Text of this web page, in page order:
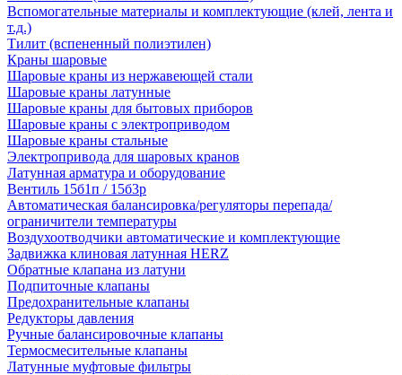
Вспомогательные материалы и комплектующие (клей, лента и
т.д.)
Тилит (вспененный полиэтилен)
Краны шаровые
Шаровые краны из нержавеющей стали
Шаровые краны латунные
Шаровые краны для бытовых приборов
Шаровые краны с электроприводом
Шаровые краны стальные
Электропривода для шаровых кранов
Латунная арматура и оборудование
Вентиль 15б1п / 15б3р
Автоматическая балансировка/регуляторы перепада/
ограничители температуры
Воздухоотводчики автоматические и комплектующие
Задвижка клиновая латунная HERZ
Обратные клапана из латуни
Подпиточные клапаны
Предохранительные клапаны
Редукторы давления
Ручные балансировочные клапаны
Термосмесительные клапаны
Латунные муфтовые фильтры